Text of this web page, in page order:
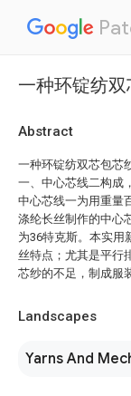
一种环锭纺
Abstract
一种环锭纺双芯包芯
一、中心芯线二构成
中心芯线一为用重量
涤纶长丝制作的中心
为36特克斯。本实用
丝特点；尤其是平行
芯纱的不足，制成服
Landscapes
Yarns And